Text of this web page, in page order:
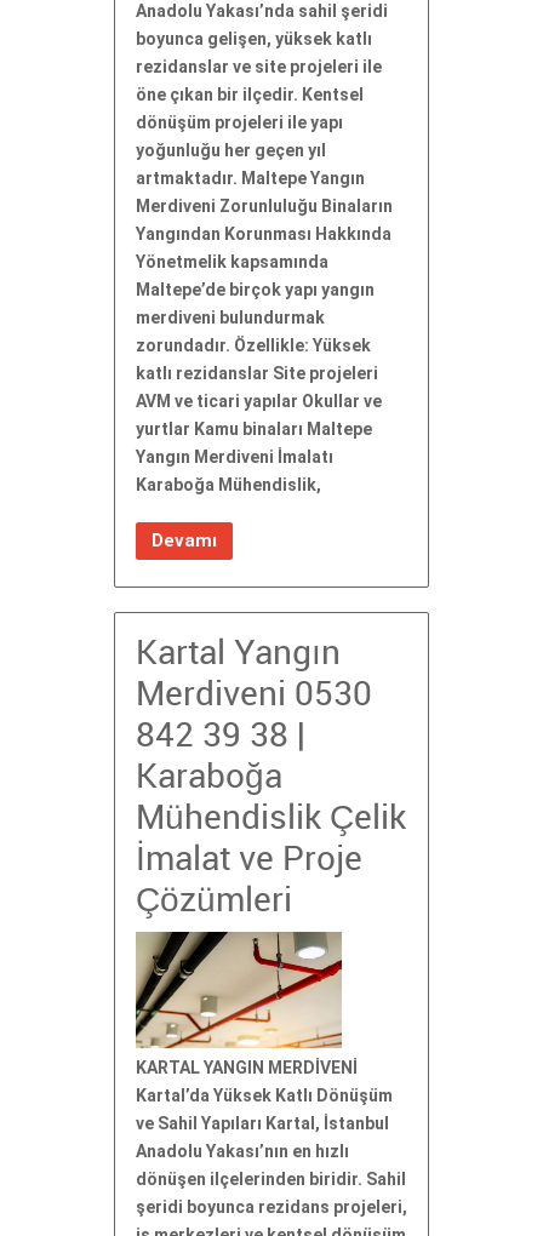
Anadolu Yakası’nda sahil şeridi
boyunca gelişen, yüksek katlı
rezidanslar ve site projeleri ile
öne çıkan bir ilçedir. Kentsel
dönüşüm projeleri ile yapı
yoğunluğu her geçen yıl
artmaktadır. Maltepe Yangın
Merdiveni Zorunluluğu Binaların
Yangından Korunması Hakkında
Yönetmelik kapsamında
Maltepe’de birçok yapı yangın
merdiveni bulundurmak
zorundadır. Özellikle: Yüksek
katlı rezidanslar Site projeleri
AVM ve ticari yapılar Okullar ve
yurtlar Kamu binaları Maltepe
Yangın Merdiveni İmalatı
Karaboğa Mühendislik,
Devamı
Kartal Yangın
Merdiveni 0530
842 39 38 |
Karaboğa
Mühendislik Çelik
İmalat ve Proje
Çözümleri
KARTAL YANGIN MERDİVENİ
Kartal’da Yüksek Katlı Dönüşüm
ve Sahil Yapıları Kartal, İstanbul
Anadolu Yakası’nın en hızlı
dönüşen ilçelerinden biridir. Sahil
şeridi boyunca rezidans projeleri,